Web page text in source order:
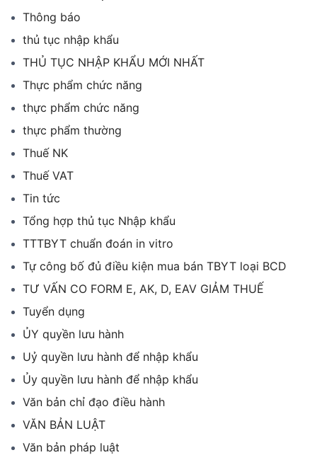
Thông báo
thủ tục nhập khẩu
THỦ TỤC NHẬP KHẨU MỚI NHẤT
Thực phẩm chức năng
thực phẩm chức năng
thực phẩm thường
Thuế NK
Thuế VAT
Tin tức
Tổng hợp thủ tục Nhập khẩu
TTTBYT chuẩn đoán in vitro
Tự công bố đủ điều kiện mua bán TBYT loại BCD
TƯ VẤN CO FORM E, AK, D, EAV GIẢM THUẾ
Tuyển dụng
ỦY quyền lưu hành
Uỷ quyền lưu hành để nhập khẩu
Ủy quyền lưu hành để nhập khẩu
Văn bản chỉ đạo điều hành
VĂN BẢN LUẬT
Văn bản pháp luật